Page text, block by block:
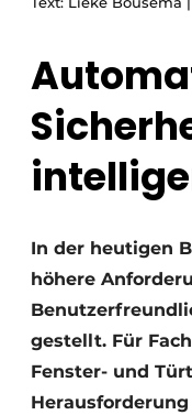
Profil
Offene Stellen
Videos
In der heutigen
höhere
gestellt. Für
Fenster- und